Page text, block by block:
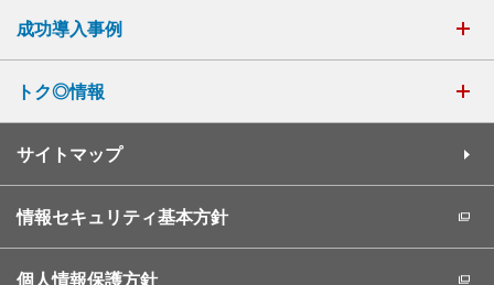
成功導入事例
トク◎情報
サイトマップ
情報セキュリティ基本方針
個人情報保護方針